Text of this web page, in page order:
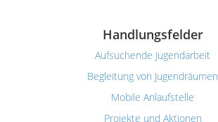
Handlungsfelder
Aufsuchende Jugendarbeit
Begleitung von Jugendräumen
Mobile Anlaufstelle
Projekte und Aktionen